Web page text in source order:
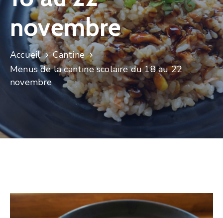
Jeunesse
novembre
Accueil
Cantine
Menus de la cantine scolaire du 18 au 22
novembre